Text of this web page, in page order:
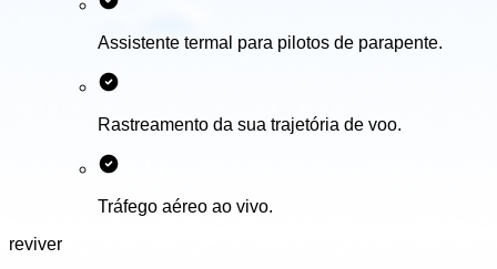
Assistente termal para pilotos de parapente.
Rastreamento da sua trajetória de voo.
Tráfego aéreo ao vivo.
reviver